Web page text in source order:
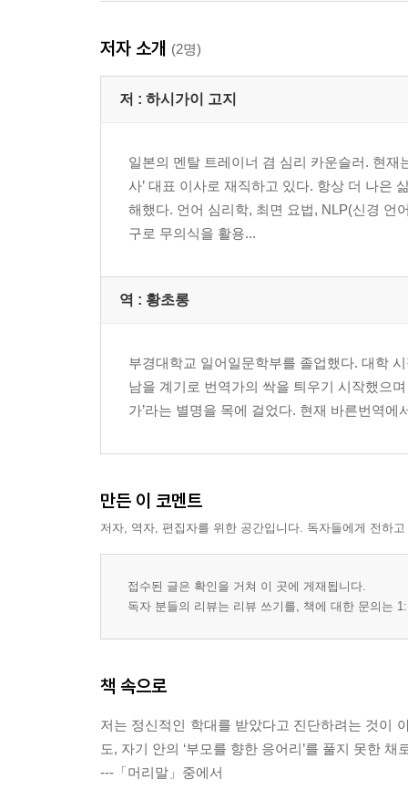
저자 소개 (2명)
저 : 하시가이 고지
일본의 멘탈 트레이너 겸 심리 카운슬러. 현재
사’ 대표 이사로 재직하고 있다. 항상 더 나은
해했다. 언어 심리학, 최면 요법, NLP(신경 언
구로 무의식을 활용...
역 : 황초롱
부경대학교 일어일문학부를 졸업했다. 대학
남을 계기로 번역가의 싹을 틔우기 시작했으
가’라는 별명을 목에 걸었다. 현재 바른번역
만든 이 코멘트
저자, 역자, 편집자를 위한 공간입니다. 독자들에게 전하
접수된 글은 확인을 거쳐 이 곳에 게재됩니다.
독자 분들의 리뷰는 리뷰 쓰기를, 책에 대한 문의는
책 속으로
저는 정신적인 학대를 받았다고 진단하려는 것이
도, 자기 안의 ‘부모를 향한 응어리’를 풀지 못한
---「머리말」중에서